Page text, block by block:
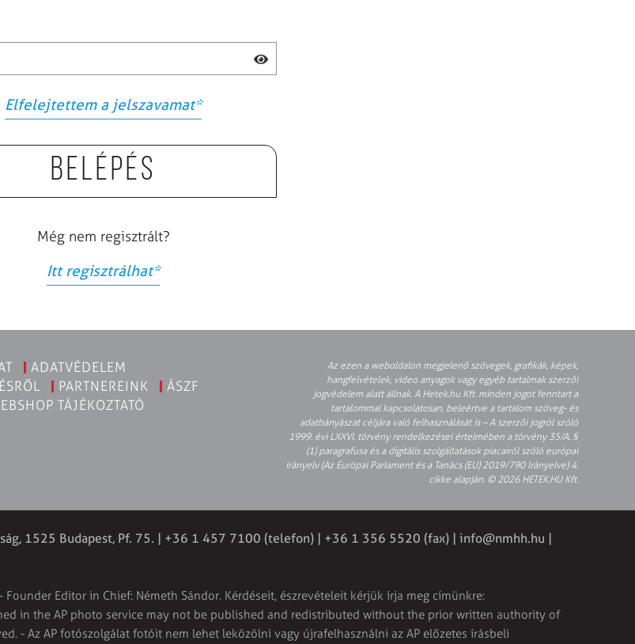
Elfelejtettem a jelszavamat*
Belépés
Még nem regisztrált?
Itt regisztrálhat*
ADATVÉDELEM
PARTNEREINK
ÁSZF
TÁJÉKOZTATÓ
Az ezen a weboldalon megjelenő szövegek, grafikák, képek,
hangfelvételek, video anyagok vagy egyéb tartalmak szerzői
jogvédelem alatt állnak. A Hetek.hu Kft. minden jogot fenntart a
tartalommal kapcsolatosan, beleértve a tartalom szöveg- és
adatbányászat céljára való felhasználását is – A szerzői jogról szóló
1999. évi LXXVI. törvény rendelkezései értelmében a törvény 35/A. §
(1) paragrafusa és a digitális szolgáltatások piacairól szóló európai
irányelv (Az Európai Parlament és a Tanács (EU) 2019/790 Irányelve) 4.
cikke alapján. © 2026 HETEK.HU Kft.
1525 Budapest, Pf. 75. | +36 1 457 7100 (telefon) | +36 1 356 5520 (fax) | info@nmhh.hu |
Editor in Chief: Németh Sándor. Kérdéseit, észrevételeit kérjük írja meg címünkre:
in the AP photo service may not be published and redistributed without the prior written authority of
- Az AP fotószolgálat fotóit nem lehet leközölni vagy újrafelhasználni az AP előzetes írásbeli